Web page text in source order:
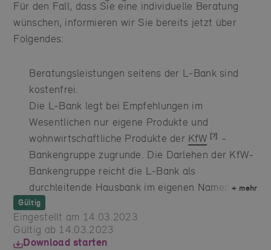
Für den Fall, dass Sie eine individuelle Beratung
wünschen, informieren wir Sie bereits jetzt über
Folgendes:
Beratungsleistungen seitens der L‑Bank sind
kostenfrei.
Die L‑Bank legt bei Empfehlungen im
Wesentlichen nur eigene Produkte und
wohnwirtschaftliche Produkte der KfW
-
Bankengruppe zugrunde. Die Darlehen der KfW-
Bankengruppe reicht die L‑Bank als
durchleitende Hausbank im eigenen Namen aus.
+ mehr
Gültig
Eingestellt am 14.03.2023
Gültig ab 14.03.2023
Download starten